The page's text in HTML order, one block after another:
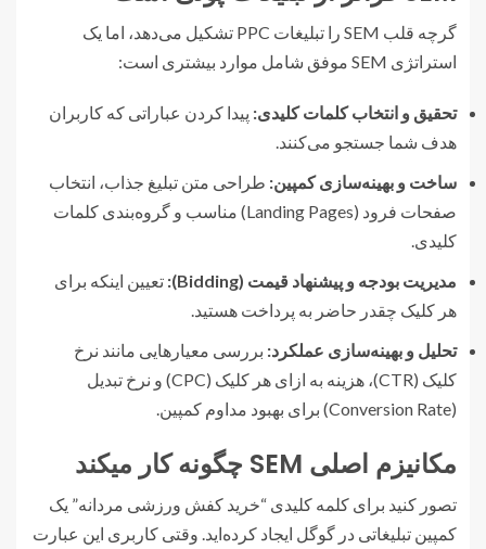
گرچه قلب SEM را تبلیغات PPC تشکیل می‌دهد، اما یک
استراتژی SEM موفق شامل موارد بیشتری است:
تحقیق و انتخاب کلمات کلیدی: پیدا کردن عباراتی که کاربران
هدف شما جستجو می‌کنند.
ساخت و بهینه‌سازی کمپین: طراحی متن تبلیغ جذاب، انتخاب
صفحات فرود (Landing Pages) مناسب و گروه‌بندی کلمات
کلیدی.
مدیریت بودجه و پیشنهاد قیمت (Bidding):
تعیین اینکه برای
هر کلیک چقدر حاضر به پرداخت هستید.
تحلیل و بهینه‌سازی عملکرد: بررسی معیارهایی مانند نرخ
کلیک (CTR)، هزینه به ازای هر کلیک (CPC) و نرخ تبدیل
(Conversion Rate) برای بهبود مداوم کمپین.
مکانیزم اصلی SEM چگونه کار میکند
تصور کنید برای کلمه کلیدی “خرید کفش ورزشی مردانه” یک
کمپین تبلیغاتی در گوگل ایجاد کرده‌اید. وقتی کاربری این عبارت